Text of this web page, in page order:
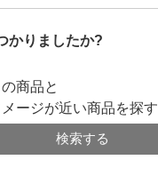
かりましたか?
の商品と
メージが近い商品を探す
検索する